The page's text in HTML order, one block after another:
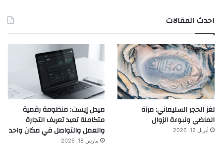
احدث المقالات
لغز الحجر السليماني: مرآة
الماضي ونبوءة الزوال
أبريل 12, 2026
ميدل إيست: منظومة رقمية
متكاملة تعيد تعريف التجارة
والعمل والتواصل في مكان واحد
مارس 18, 2026